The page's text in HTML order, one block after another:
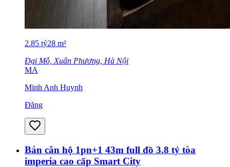
2.85 tỷ28 m²
Đại Mỗ, Xuân Phương, Hà Nội
MA
Minh Anh Huynh
Đăng
Bán căn hộ 1pn+1 43m full đồ 3.8 tỷ tòa
imperia cao cấp Smart City